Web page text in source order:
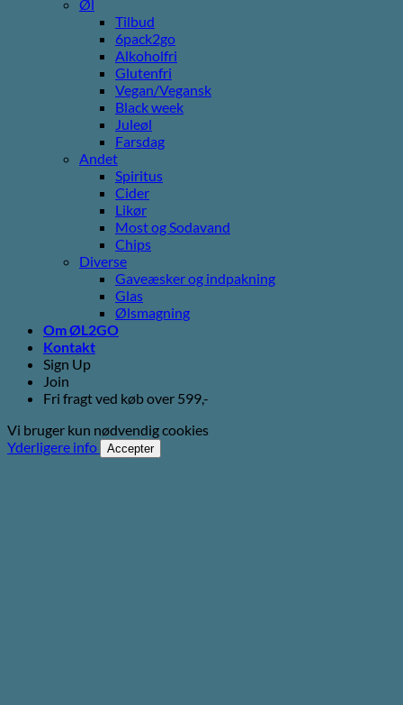
Øl
Tilbud
6pack2go
Alkoholfri
Glutenfri
Vegan/Vegansk
Black week
Juleøl
Farsdag
Andet
Spiritus
Cider
Likør
Most og Sodavand
Chips
Diverse
Gaveæsker og indpakning
Glas
Ølsmagning
Om ØL2GO
Kontakt
Sign Up
Join
Fri fragt ved køb over 599,-
Vi bruger kun nødvendig cookies
Yderligere info
Accepter